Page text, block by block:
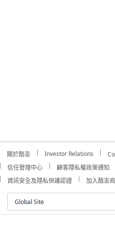
關於酷澎 Investor Relations
信任管理中心
顧客隱私權政策通知
資訊安全及隱私保護認證
加入酷澎
Global Site